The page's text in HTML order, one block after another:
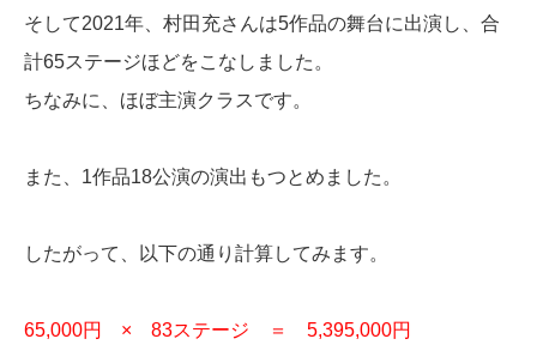
そして2021年、村田充さんは5作品の舞台に出演し、合
計65ステージほどをこなしました。
ちなみに、ほぼ主演クラスです。
また、1作品18公演の演出もつとめました。
したがって、以下の通り計算してみます。
65,000円 × 83ステージ ＝ 5,395,000円